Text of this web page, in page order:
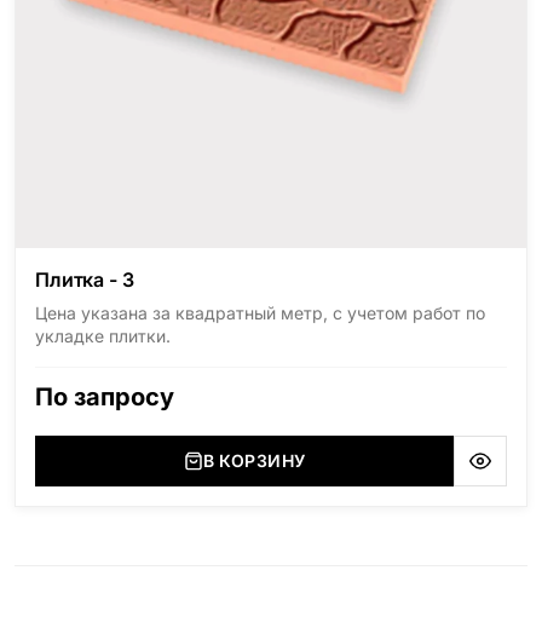
Плитка - 3
Цена указана за квадратный метр, с учетом работ по
укладке плитки.
По запросу
В КОРЗИНУ